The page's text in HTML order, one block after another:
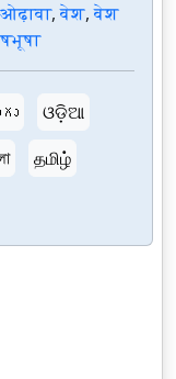
,वेश,वेश
ଓଡ଼ିଆ
தமிழ்